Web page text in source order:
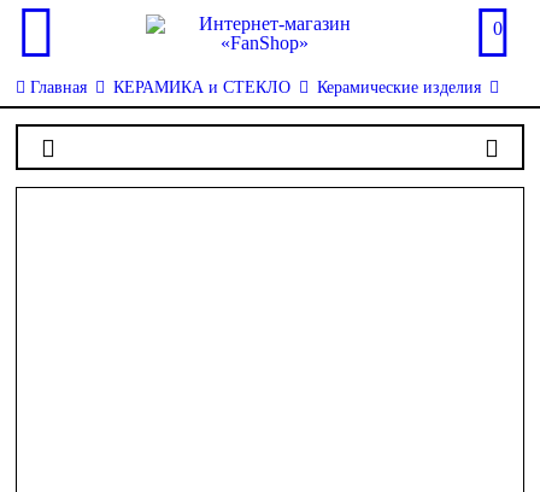
0
Главная КЕРАМИКА и СТЕКЛО Керамические изделия